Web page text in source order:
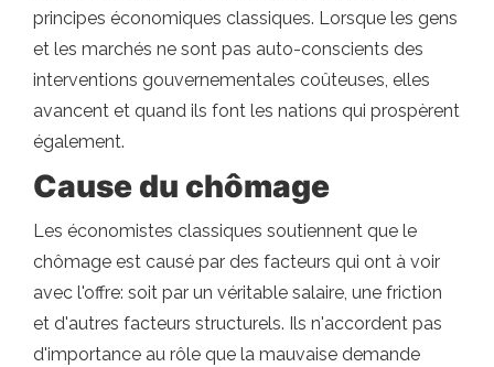
principes économiques classiques. Lorsque les gens
et les marchés ne sont pas auto-conscients des
interventions gouvernementales coûteuses, elles
avancent et quand ils font les nations qui prospèrent
également.
Cause du chômage
Les économistes classiques soutiennent que le
chômage est causé par des facteurs qui ont à voir
avec l'offre: soit par un véritable salaire, une friction
et d'autres facteurs structurels. Ils n'accordent pas
d'importance au rôle que la mauvaise demande